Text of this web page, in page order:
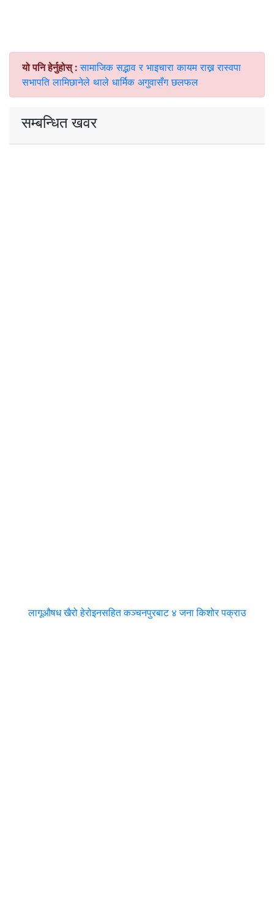
यो पनि हेर्नुहोस् :सामाजिक सद्भाव र भाइचारा कायम राख्न रास्वपा
सभापति लामिछानेले थाले धार्मिक अगुवासँग छलफल
सम्बन्धित खवर
लागूऔषध खैरो हेरोइनसहित कञ्चनपुरबाट ४ जना किशोर पक्राउ